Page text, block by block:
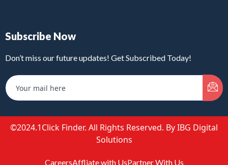
Subscribe Now
Don’t miss our future updates! Get Subscribed Today!
©2024.1Click Finder. All Rights Reserved. By IBG Digital
Solutions
CareersAffliate with UsPartner With Us